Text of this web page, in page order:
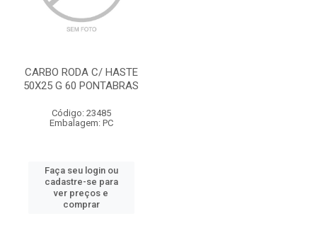
CARBO RODA C/ HASTE
50X25 G 60 PONTABRAS
Código: 23485
Embalagem: PC
Faça seu login ou
cadastre-se para
ver preços e
comprar